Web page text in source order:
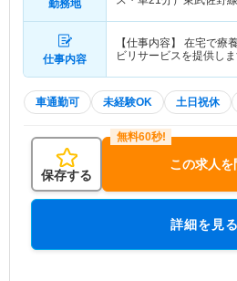
勤務地
仕事内容
【仕事内容】 在宅で療
ビリサービスを提供し
車通勤可 未経験OK 土日祝休
保存する
この求人
詳細を見る